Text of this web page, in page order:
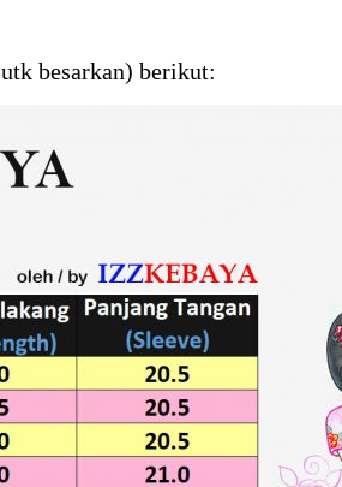
utk besarkan) berikut: